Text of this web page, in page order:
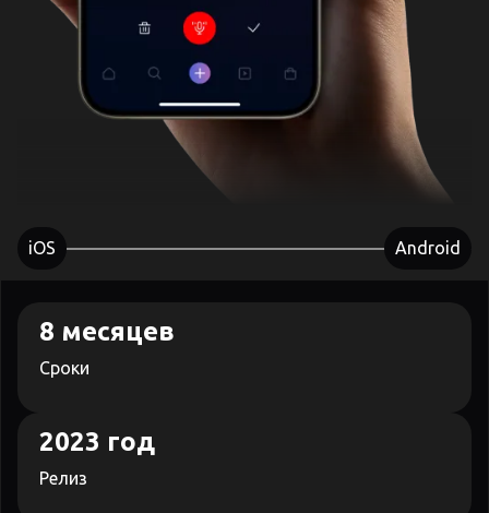
iOS Android
8 месяцев
Сроки
2023 год
Релиз